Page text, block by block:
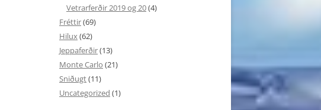
Vetrarferðir 2019 og 20(4)
Fréttir(69)
Hilux(62)
Jeppaferðir(13)
Monte Carlo (21)
Sniðugt(11)
Uncategorized (1)